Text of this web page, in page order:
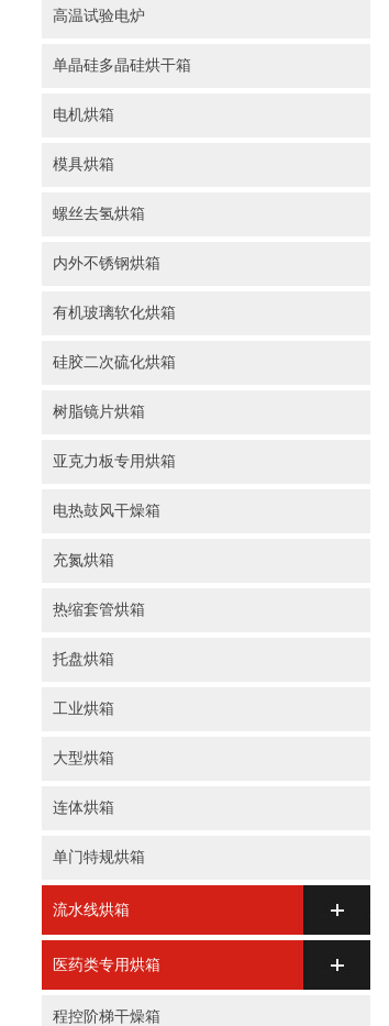
高温试验电炉
单晶硅多晶硅烘干箱
电机烘箱
模具烘箱
螺丝去氢烘箱
内外不锈钢烘箱
有机玻璃软化烘箱
硅胶二次硫化烘箱
树脂镜片烘箱
亚克力板专用烘箱
电热鼓风干燥箱
充氮烘箱
热缩套管烘箱
托盘烘箱
工业烘箱
大型烘箱
连体烘箱
单门特规烘箱
流水线烘箱
医药类专用烘箱
程控阶梯干燥箱